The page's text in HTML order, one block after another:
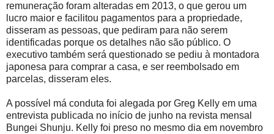
remuneração foram alteradas em 2013, o que gerou um
lucro maior e facilitou pagamentos para a propriedade,
disseram as pessoas, que pediram para não serem
identificadas porque os detalhes não são público. O
executivo também será questionado se pediu à montadora
japonesa para comprar a casa, e ser reembolsado em
parcelas, disseram eles.
A possível má conduta foi alegada por Greg Kelly em uma
entrevista publicada no início de junho na revista mensal
Bungei Shunju. Kelly foi preso no mesmo dia em novembro